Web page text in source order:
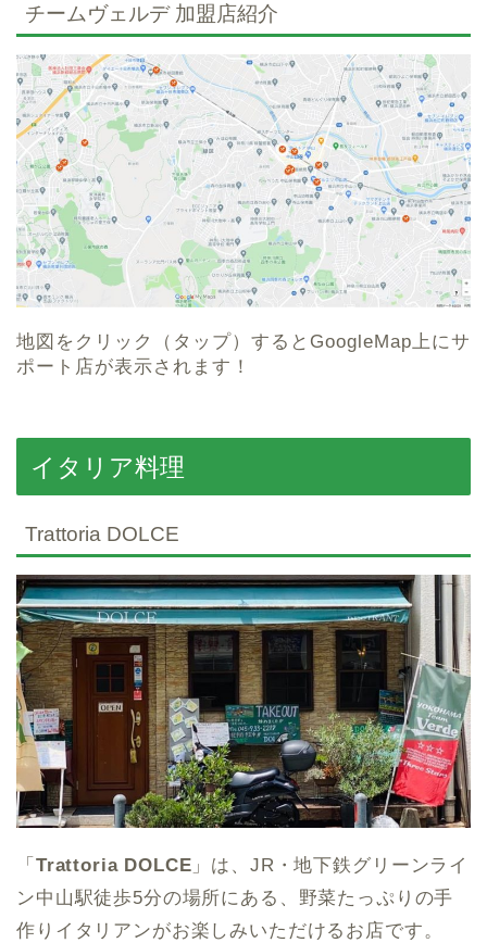
チームヴェルデ 加盟店紹介
地図をクリック（タップ）するとGoogleMap上にサ
ポート店が表示されます！
イタリア料理
Trattoria DOLCE
「 Trattoria DOLCE 」は、JR・地下鉄グリーンライ
ン中山駅徒歩5分の場所にある、野菜たっぷりの手
作りイタリアンがお楽しみいただけるお店です。